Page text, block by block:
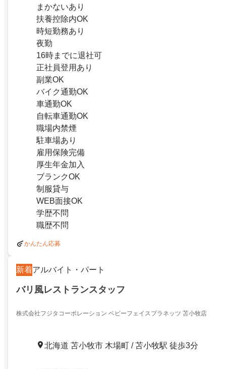
まかないあり
扶養控除内OK
時短勤務あり
夜勤
16時までに退社可
正社員登用あり
副業OK
バイク通勤OK
車通勤OK
自転車通勤OK
職場内禁煙
駐車場あり
雇用保険完備
厚生年金加入
ブランクOK
制服貸与
WEB面接OK
学歴不問
職歴不問
かんたん応募
新着アルバイト・パート
バリ風レストランスタッフ
株式会社フジタコーポレーション ベビーフェイスプラネッツ 苫小牧店
北海道 苫小牧市 木場町 / 苫小牧駅 徒歩3分